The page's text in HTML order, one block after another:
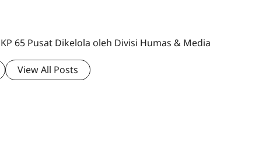
65 Pusat Dikelola oleh Divisi Humas & Media
View All Posts